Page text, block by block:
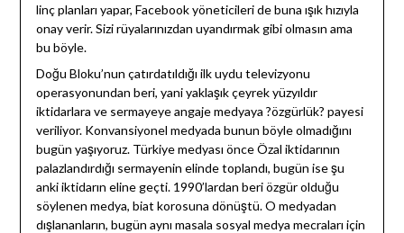
linç planları yapar, Facebook yöneticileri de buna ışık hızıyla
onay verir. Sizi rüyalarınızdan uyandırmak gibi olmasın ama
bu böyle.
Doğu Bloku’nun çatırdatıldığı ilk uydu televizyonu
operasyonundan beri, yani yaklaşık çeyrek yüzyıldır
iktidarlara ve sermayeye angaje medyaya ?özgürlük? payesi
veriliyor. Konvansiyonel medyada bunun böyle olmadığını
bugün yaşıyoruz. Türkiye medyası önce Özal iktidarının
palazlandırdığı sermayenin elinde toplandı, bugün ise şu
anki iktidarın eline geçti. 1990’lardan beri özgür olduğu
söylenen medya, biat korosuna dönüştü. O medyadan
dışlananların, bugün aynı masala sosyal medya mecraları için